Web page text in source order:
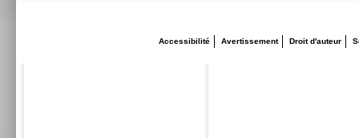
Accessibilité Avertissement Droit d'auteur